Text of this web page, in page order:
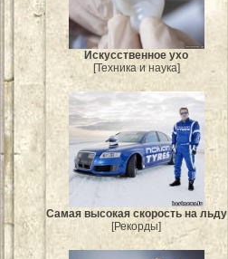
Искусственное ухо
[Техника и наука]
Самая высокая скорость на льду
[Рекорды]